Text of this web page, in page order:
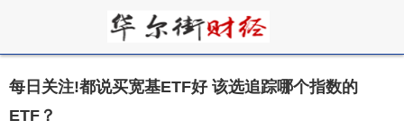
每日关注!都说买宽基ETF好 该选追踪哪个指数的
ETF？